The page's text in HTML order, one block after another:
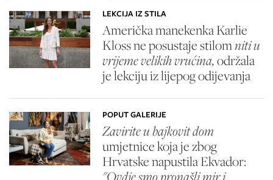
LEKCIJA IZ STILA
Američka manekenka Karlie
Kloss ne posustaje stilomniti u
vrijeme velikih vrućina,održala
je lekciju iz lijepog odijevanja
POPUT GALERIJE
Zavirite u bajkovit dom
umjetnice koja je zbog
Hrvatske napustila Ekvador:
"Ovdje smo pronašli mir i